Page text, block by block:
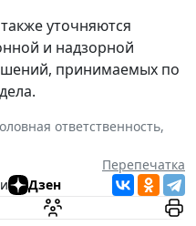
уточняются
и надзорной
принимаемых по
ответственность,
Перепечатка
и Дзен